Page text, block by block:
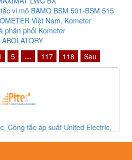
vi mô BAMO BSM 501-BSM 515
Việt Nam, Kometer
phân phối Kometer
5 … 117 118 Sau
Công tắc giới hạn Rotork, Rotork